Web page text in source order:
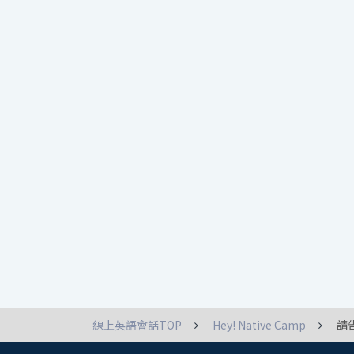
線上英語會話TOP Hey! Native Camp 請